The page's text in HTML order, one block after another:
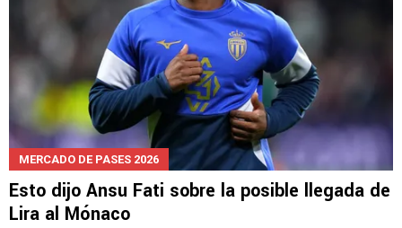
MERCADO DE PASES 2026
Esto dijo Ansu Fati sobre la posible llegada de
Lira al Mónaco